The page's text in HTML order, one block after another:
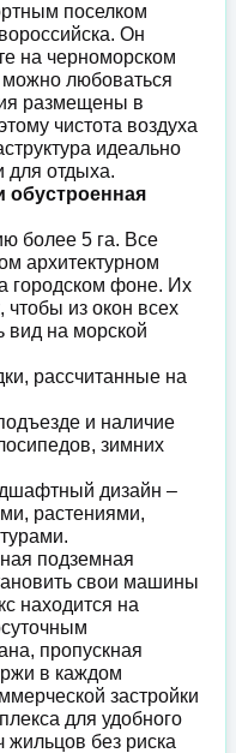
поселком
Он
на черноморском
можно любоваться
размещены в
чистота воздуха
идеально
для отдыха.
обустроенная
более 5 га. Все
архитектурном
городском фоне. Их
из окон всех
вид на морской
рассчитанные на
и наличие
зимних
дизайн –
растениями,
подземная
свои машины
находится на
пропускная
в каждом
застройки
для удобного
без риска